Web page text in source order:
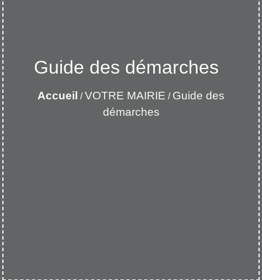
Guide des démarches
Accueil /VOTRE MAIRIE / Guide des
démarches